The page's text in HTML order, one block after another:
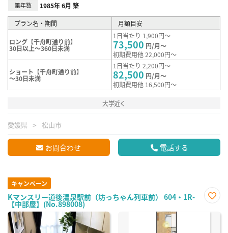
築年数 1985年 6月 築
プラン名・期間 月額目安
ロング【千舟町通り前】
30日以上～360日未満
1日当たり 1,900円～
73,500 円/月～
初期費用他 22,000円～
ショート【千舟町通り前】
～30日未満
1日当たり 2,200円～
82,500 円/月～
初期費用他 16,500円～
大学近く
愛媛県 松山市
お問合わせ 電話する
キャンペーン
Kマンスリー道後温泉駅前（坊っちゃん列車前） 604・1R-
【中部屋】(No.898008)
に入